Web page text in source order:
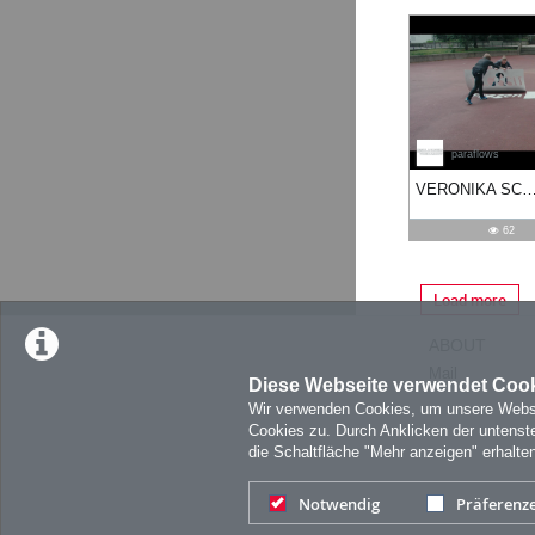
Diese Webseite verwendet
Wir verwenden Cookies, um unsere
Cookies zu. Durch Anklicken der
die Schaltfläche "Mehr anzeigen"
Notwendig
paraflows
VERONIKA SCHUBERT: FRAGEN SIE SICH DAS AUCH?
07:20
62
62
06:37
48
04:24
45
04:34
48
Load more